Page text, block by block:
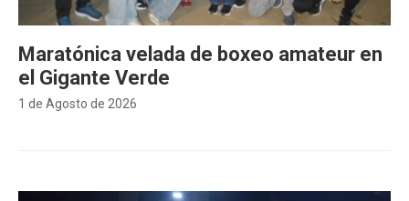
1 de Agosto de 2026
Maratónica velada de boxeo amateur en
el Gigante Verde